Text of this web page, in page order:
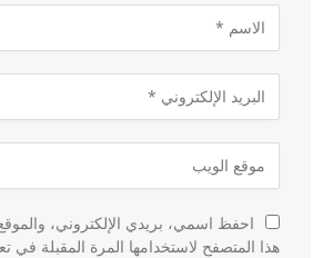
احفظ اسمي، بريدي الإلكتروني،
هذا المتصفح لاستخدامها المرة المقبلة في